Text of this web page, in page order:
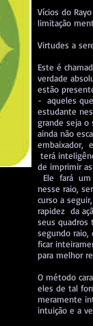
Vícios do
limitação
Virtudes a
Este é
verdade
estão
- aqueles
estudante
grande seja o
ainda não
embaixador,
terá
de imprimir
Ele fará um
nesse raio,
curso a
rapidez da
seus
segundo
ficar
para melhor
O método
eles de tal
meramente
intuição e a